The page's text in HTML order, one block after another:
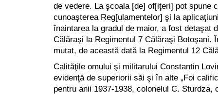
de vedere. La şcoala [de] of[iţeri] pot spune
cunoaşterea Reg[ulamentelor] şi la
înaintarea la gradul de maior, a fost detaşat
Călăraşi la Regimentul 7 Călăraşi Botoşani.
mutat, de această dată la Regimentul 12
Calităţile omului şi militarului Constantin
evidenţă de superiorii săi şi în alte „Foi
pentru anii 1937-1938, colonelul C. Sturdza,